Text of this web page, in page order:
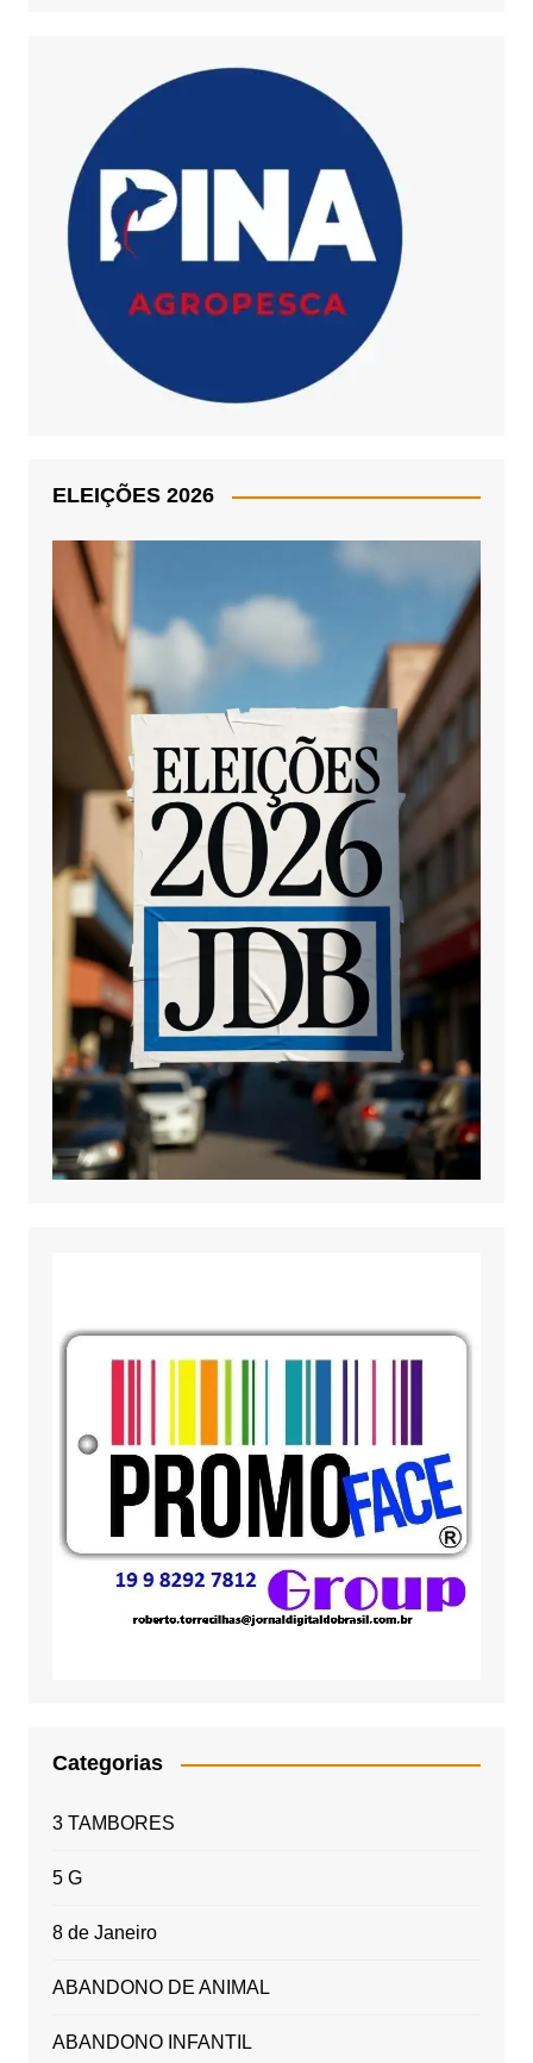
ELEIÇÕES 2026
Categorias
3 TAMBORES
5 G
8 de Janeiro
ABANDONO DE ANIMAL
ABANDONO INFANTIL